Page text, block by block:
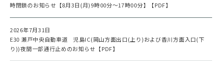
時閉鎖のお知らせ【8月3日(月)9時00分～17時00分】【PDF】
2026年7月31日
E30 瀬戸中央自動車道 児島IC(岡山方面出口(上り)および香川方面入口(下
り))夜間一部通行止めのお知らせ【PDF】